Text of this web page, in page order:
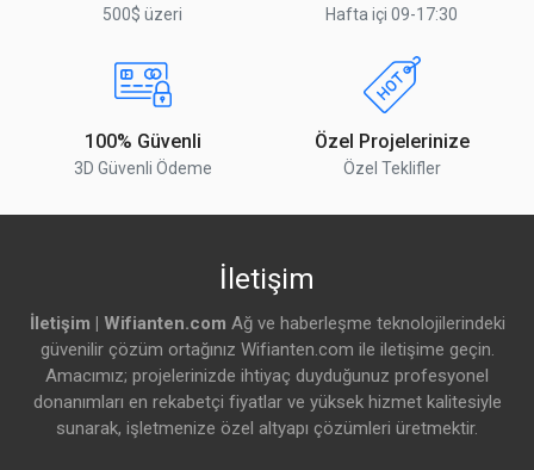
500$ üzeri Hafta içi 09-17:30
100% Güvenli
3D Güvenli Ödeme
Özel Projelerinize
Özel Teklifler
İletişim
İletişim | Wifianten.com Ağ ve haberleşme teknolojilerindeki
güvenilir çözüm ortağınız Wifianten.com ile iletişime geçin.
Amacımız; projelerinizde ihtiyaç duyduğunuz profesyonel
donanımları en rekabetçi fiyatlar ve yüksek hizmet kalitesiyle
sunarak, işletmenize özel altyapı çözümleri üretmektir.